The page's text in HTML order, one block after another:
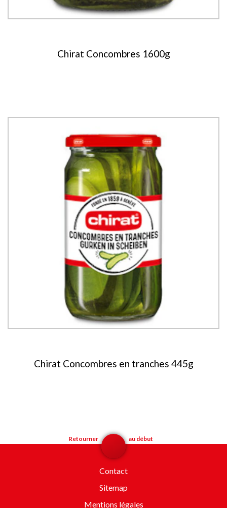
Chirat Concombres 1600g
Chirat Concombres en tranches 445g
Retourner au début
Contact
Sitemap
Mentions légales